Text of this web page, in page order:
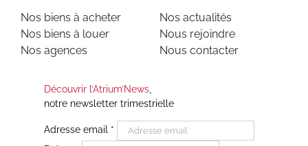
Nos biens à acheter
Nos biens à louer
Nos agences
Nos actualités
Nous rejoindre
Nous contacter
Découvrir l’Atrium’News,
notre newsletter trimestrielle
Adresse email *